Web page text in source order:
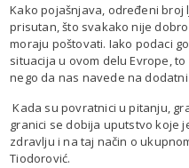
Kako pojašnjava, određeni broj
prisutan, što svakako nije
moraju poštovati. Iako podaci
situacija u ovom delu Evrope,
nego da nas navede na
Kada su povratnici u pitanju,
granici se dobija uputstvo koje
zdravlju i na taj način o
Tiodorović.